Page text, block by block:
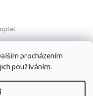
procházením
používáním.
. Všechna práva vyhrazena.